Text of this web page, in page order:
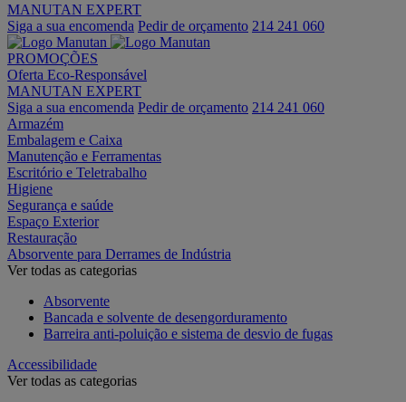
MANUTAN EXPERT
Siga a sua encomenda Pedir de orçamento 214 241 060
PROMOÇÕES
Oferta Eco-Responsável
MANUTAN EXPERT
Siga a sua encomenda Pedir de orçamento 214 241 060
Armazém
Embalagem e Caixa
Manutenção e Ferramentas
Escritório e Teletrabalho
Higiene
Segurança e saúde
Espaço Exterior
Restauração
Absorvente para Derrames de Indústria
Ver todas as categorias
Absorvente
Bancada e solvente de desengorduramento
Barreira anti-poluição e sistema de desvio de fugas
Accessibilidade
Ver todas as categorias